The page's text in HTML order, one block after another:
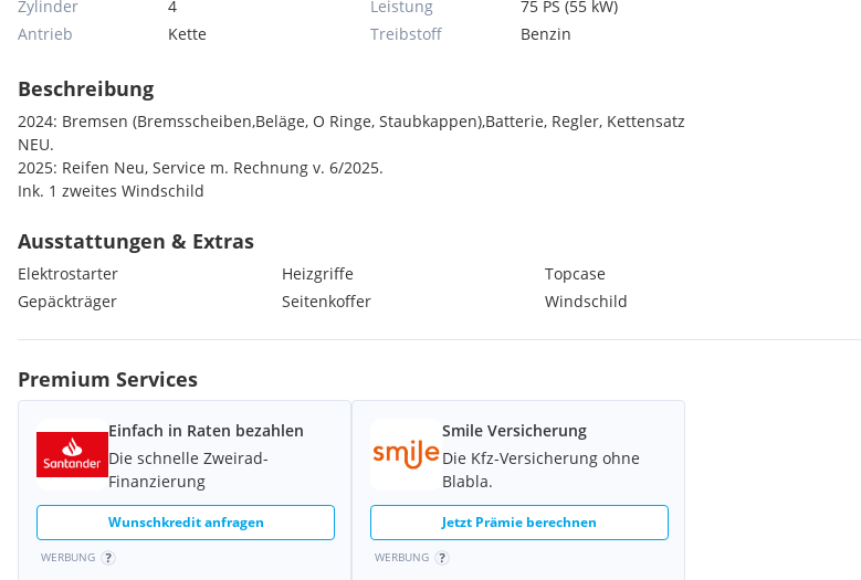
Zylinder
4
Antrieb
Kette
Leistung
75 PS (55 kW)
Treibstoff
Benzin
Beschreibung
2024: Bremsen (Bremsscheiben,Beläge, O Ringe, Staubkappen),Batterie, Regler, Kettensatz
NEU.
2025: Reifen Neu, Service m. Rechnung v. 6/2025.
Ink. 1 zweites Windschild
Ausstattungen & Extras
Elektrostarter
Gepäckträger
Heizgriffe
Seitenkoffer
Topcase
Windschild
Premium Services
Einfach in Raten bezahlen
Die schnelle Zweirad-
Finanzierung
Wunschkredit anfragen
WERBUNG
Smile Versicherung
Die Kfz-Versicherung ohne
Blabla.
Jetzt Prämie berechnen
WERBUNG